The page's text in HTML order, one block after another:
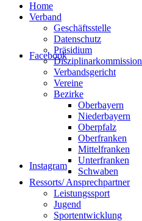
Facebook
Instagram
Home
Verband
Geschäftsstelle
Datenschutz
Präsidium
Disziplinarkommission
Verbandsgericht
Vereine
Bezirke
Oberbayern
Niederbayern
Oberpfalz
Oberfranken
Mittelfranken
Unterfranken
Schwaben
Ressorts/ Ansprechpartner
Leistungssport
Jugend
Sportentwicklung